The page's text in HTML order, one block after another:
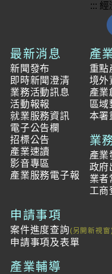
::: 經
最新消息
新聞發布
即時新聞澄清
業務活動訊息
活動報報
就業服務資訊
電子公告欄
招標公告
產業速讀
影音專區
產業服務電子報
產
重點
境外
產業
區域
本署
業
產業
政府
業者
工商
申請事項
案件進度查詢
申請事項及表單
產業輔導